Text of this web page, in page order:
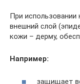
При использовании
внешний слой
кожи – дерму,
Например:
защищает